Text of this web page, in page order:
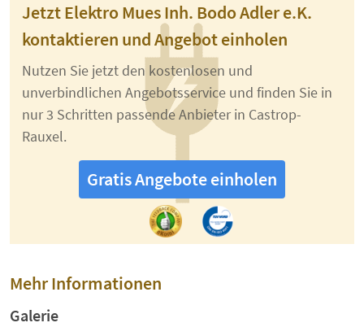
Jetzt Elektro Mues Inh. Bodo Adler e.K.
kontaktieren und Angebot einholen
Nutzen Sie jetzt den kostenlosen und
unverbindlichen Angebotsservice und finden Sie in
nur 3 Schritten passende Anbieter in Castrop-
Rauxel.
Gratis Angebote einholen
Mehr Informationen
Galerie